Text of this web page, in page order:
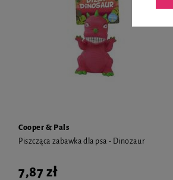
Cooper & Pals
Piszcząca zabawka dla psa - Dinozaur
7,87 zł